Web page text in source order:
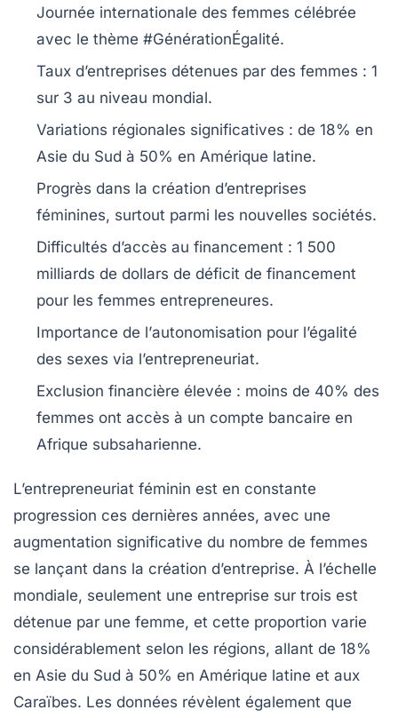
Journée internationale des femmes célébrée
avec le thème #GénérationÉgalité.
Taux d’entreprises détenues par des femmes : 1
sur 3 au niveau mondial.
Variations régionales significatives : de 18% en
Asie du Sud à 50% en Amérique latine.
Progrès dans la création d’entreprises
féminines, surtout parmi les nouvelles sociétés.
Difficultés d’accès au financement : 1 500
milliards de dollars de déficit de financement
pour les femmes entrepreneures.
Importance de l’autonomisation pour l’égalité
des sexes via l’entrepreneuriat.
Exclusion financière élevée : moins de 40% des
femmes ont accès à un compte bancaire en
Afrique subsaharienne.
L’entrepreneuriat féminin est en constante
progression ces dernières années, avec une
augmentation significative du nombre de femmes
se lançant dans la création d’entreprise. À l’échelle
mondiale, seulement une entreprise sur trois est
détenue par une femme, et cette proportion varie
considérablement selon les régions, allant de 18%
en Asie du Sud à 50% en Amérique latine et aux
Caraïbes. Les données révèlent également que